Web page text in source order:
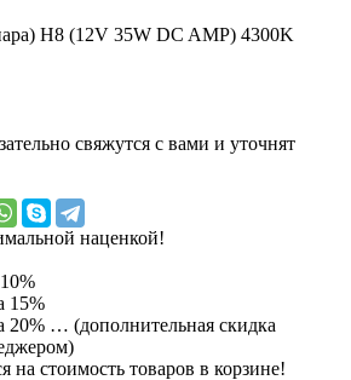
H8 (12V 35W DC AMP) 4300K
свяжутся с вами и уточнят
наценкой!
15%
20% … (дополнительная скидка
на стоимость товаров в корзине!